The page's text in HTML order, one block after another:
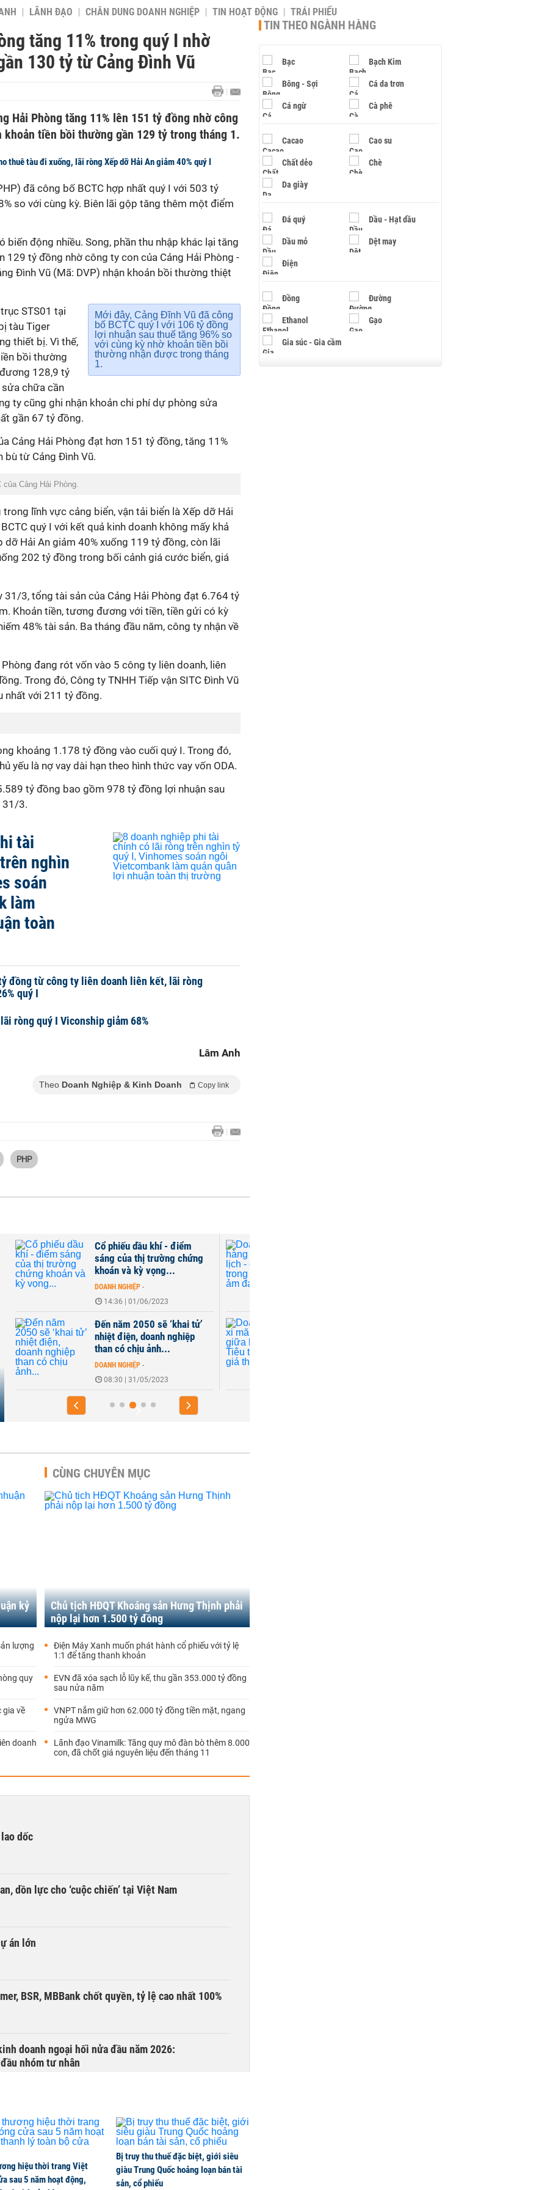
LÃNH ĐẠO CHÂN DUNG DOANH NGHIỆP TIN HOẠT ĐỘNG TRÁI PHIẾU
tăng 11% trong quý I nhờ
130 tỷ từ Cảng Đình Vũ
Hải Phòng tăng 11% lên 151 tỷ đồng nhờ công
khoản tiền bồi thường gần 129 tỷ trong tháng 1.
thuê tàu đi xuống, lãi ròng Xếp dỡ Hải An giảm 40% quý I
đã công bố BCTC hợp nhất quý I với 503 tỷ
so với cùng kỳ. Biên lãi gộp tăng thêm một điểm
biến động nhiều. Song, phần thu nhập khác lại tăng
tỷ đồng nhờ công ty con của Cảng Hải Phòng -
Đình Vũ (Mã: DVP) nhận khoản bồi thường thiệt
Mới đây, Cảng Đĩnh Vũ đã công
bố BCTC quý I với 106 tỷ đồng
lợi nhuận sau thuế tăng 96% so
với cùng kỳ nhờ khoản tiền bồi
thường nhận được trong tháng
1.
STS01 tại
tàu Tiger
thiết bị. Vì thế,
bồi thường
128,9 tỷ
chữa cần
ty cũng ghi nhận khoản chi phí dự phòng sửa
gần 67 tỷ đồng.
Cảng Hải Phòng đạt hơn 151 tỷ đồng, tăng 11%
bù từ Cảng Đình Vũ.
Cảng Hải Phòng.
lĩnh vực cảng biển, vận tải biển là Xếp dỡ Hải
quý I với kết quả kinh doanh không mấy khả
dỡ Hải An giảm 40% xuống 119 tỷ đồng, còn lãi
202 tỷ đồng trong bối cảnh giá cước biển, giá
31/3, tổng tài sản của Cảng Hải Phòng đạt 6.764 tỷ
Khoản tiền, tương đương với tiền, tiền gửi có kỳ
48% tài sản. Ba tháng đầu năm, công ty nhận về
đang rót vốn vào 5 công ty liên doanh, liên
Trong đó, Công ty TNHH Tiếp vận SITC Đình Vũ
nhất với 211 tỷ đồng.
khoảng 1.178 tỷ đồng vào cuối quý I. Trong đó,
yếu là nợ vay dài hạn theo hình thức vay vốn ODA.
tỷ đồng bao gồm 978 tỷ đồng lợi nhuận sau
31/3.
tài
nghìn
soán
làm
toàn
đồng từ công ty liên doanh liên kết, lãi ròng
quý I
ròng quý I Viconship giảm 68%
Lâm Anh
Theo Doanh Nghiệp & Kinh Doanh Copy link
PHP
Cổ phiếu dầu khí - điểm
sáng của thị trường chứng
khoán và kỳ vọng...
DOANH NGHIỆP -
14:36 | 01/06/2023
Đến năm 2050 sẽ ‘khai tử’
nhiệt điện, doanh nghiệp
than có chịu ảnh...
DOANH NGHIỆP -
08:30 | 31/05/2023
kỷ
lượng
quy
gia về
doanh
CÙNG CHUYÊN MỤC
Chủ tịch HĐQT Khoáng sản Hưng Thịnh phải
nộp lại hơn 1.500 tỷ đồng
Điện Máy Xanh muốn phát hành cổ phiếu với tỷ lệ
1:1 để tăng thanh khoản
EVN đã xóa sạch lỗ lũy kế, thu gần 353.000 tỷ đồng
sau nửa năm
VNPT nắm giữ hơn 62.000 tỷ đồng tiền mặt, ngang
ngửa MWG
Lãnh đạo Vinamilk: Tăng quy mô đàn bò thêm 8.000
con, đã chốt giá nguyên liệu đến tháng 11
dốc
dồn lực cho ‘cuộc chiến’ tại Việt Nam
án lớn
BSR, MBBank chốt quyền, tỷ lệ cao nhất 100%
doanh ngoại hối nửa đầu năm 2026:
nhóm tư nhân
hộ kinh doanh?
thủy sản Việt
hiệu thời trang Việt
sau 5 năm hoạt động,
Bị truy thu thuế đặc biệt, giới siêu
giàu Trung Quốc hoảng loạn bán tài
sản, cổ phiếu
TIN THEO NGÀNH HÀNG
Bạc Bạch Kim
Bông - Sợi Cá da trơn
Cá ngừ Cà phê
Cacao Cao su
Chất dẻo Chè
Da giày
Đá quý Dầu - Hạt dầu
Dầu mỏ Dệt may
Điện
Đồng Đường
Ethanol Gạo
Gia súc - Gia cầm